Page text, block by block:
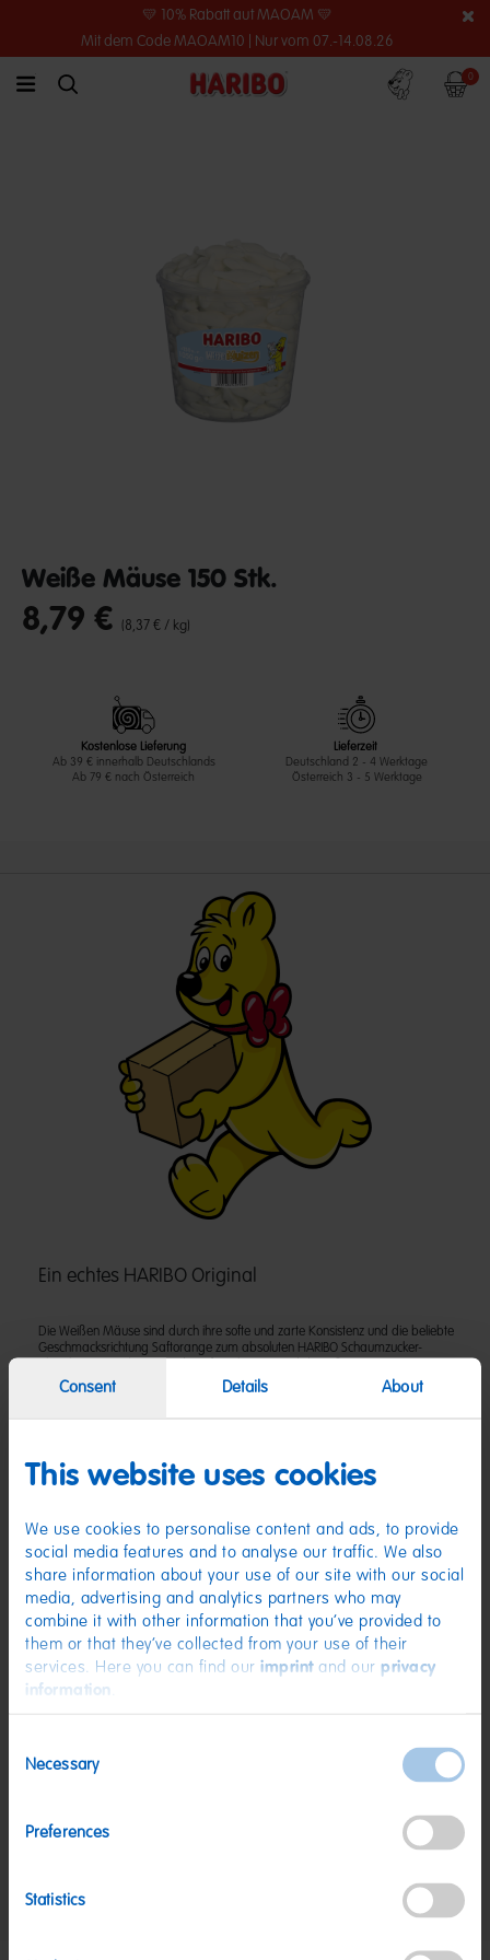
Consent Details About
This website uses cookies
We use cookies to personalise content and ads, to provide
social media features and to analyse our traffic. We also
share information about your use of our site with our social
media, advertising and analytics partners who may
combine it with other information that you’ve provided to
them or that they’ve collected from your use of their
services. Here you can find our imprintand our privacy
information
Selection
Necessary
Preferences
Statistics
💛 10% Rabatt auf MAOAM 💛
Mit dem Code MAOAM10 | Nur vom 07.-14.08.26
link.header.menu.label
simplesearch.search.label
Konto 0
Weiße Mäuse 150 Stk.
undefined out of 5 Customer Rating
8,79 € (8,37 € / kg)
Kostenlose Lieferung
Ab 39 € innerhalb Deutschlands
Ab 79 € nach Österreich
Lieferzeit
Deutschland 2 - 4 Werktage
Österreich 3 - 5 Werktage
Ein echtes HARIBO Original
Die Weißen Mäuse sind durch ihre softe und zarte Konsistenz und die beliebte
Geschmacksrichtung Saftorange zum absoluten HARIBO Schaumzucker-
Blickfang auf der Candy Bar.
(D) Schaumzucker | Zutaten: Zucker; Glukosesirup; Dextrose; Gelatine;
WEIZEN enthalten.
Nährwerte
Nährwerte pro 100 g
Energie: 1482 kJ/349 kcal
Fett: <0,5 g
Nettogewicht: